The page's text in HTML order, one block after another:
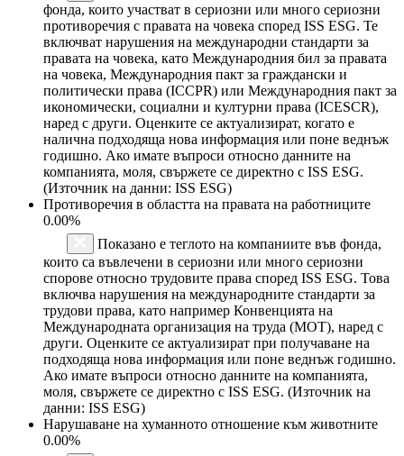
фонда, които участват в сериозни или много сериозни
противоречия с правата на човека според ISS ESG. Те
включват нарушения на международни стандарти за
правата на човека, като Международния бил за правата
на човека, Международния пакт за граждански и
политически права (ICCPR) или Международния пакт за
икономически, социални и културни права (ICESCR),
наред с други. Оценките се актуализират, когато е
налична подходяща нова информация или поне веднъж
годишно. Ако имате въпроси относно данните на
компанията, моля, свържете се директно с ISS ESG.
(Източник на данни: ISS ESG)
Противоречия в областта на правата на работниците
0.00%
Показано е теглото на компаниите във фонда,
които са въвлечени в сериозни или много сериозни
спорове относно трудовите права според ISS ESG. Това
включва нарушения на международните стандарти за
трудови права, като например Конвенцията на
Международната организация на труда (МОТ), наред с
други. Оценките се актуализират при получаване на
подходяща нова информация или поне веднъж годишно.
Ако имате въпроси относно данните на компанията,
моля, свържете се директно с ISS ESG. (Източник на
данни: ISS ESG)
Нарушаване на хуманното отношение към животните
0.00%